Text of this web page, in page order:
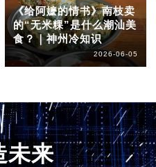
《给阿嬷的情书》南枝卖
的“无米粿”是什么潮汕美
食？｜神州冷知识
2026-06-05
未来